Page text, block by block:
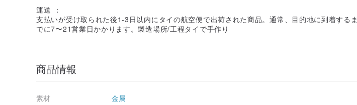
運送 ：
支払いが受け取られた後1-3日以内にタイの航空便で出荷された商品。通常、目的地に到着するま
でに7〜21営業日かかります。製造場所/工程タイで手作り
商品情報
素材
金属